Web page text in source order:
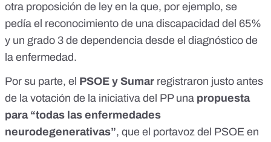
otra proposición de ley en la que, por ejemplo, se
pedía el reconocimiento de una discapacidad del 65%
y un grado 3 de dependencia desde el diagnóstico de
la enfermedad.
Por su parte, el PSOE y Sumar registraron justo antes
de la votación de la iniciativa del PP una propuesta
para “todas las enfermedades
neurodegenerativas”, que el portavoz del PSOE en